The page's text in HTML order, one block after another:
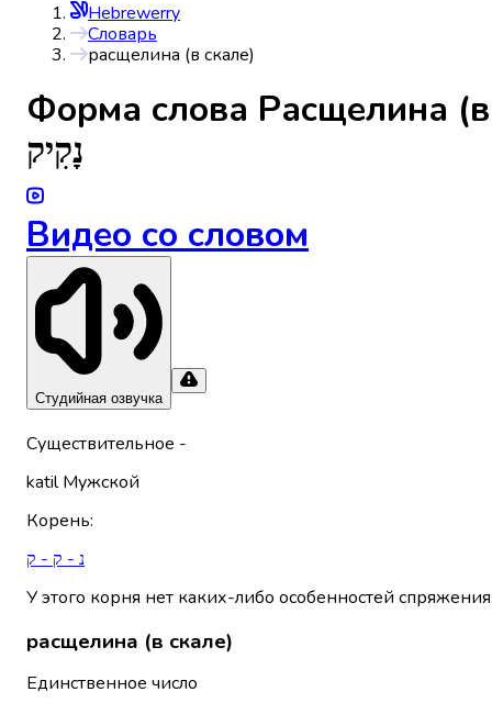
Hebrewerry
Словарь
расщелина (в скале)
Форма слова Расщелина
נָקִיק
Видео со словом
Студийная озвучка
Существительное -
katil Мужской
Корень:
נ - ק - ק
У этого корня нет каких-либо особенностей
расщелина (в скале)
Единственное число